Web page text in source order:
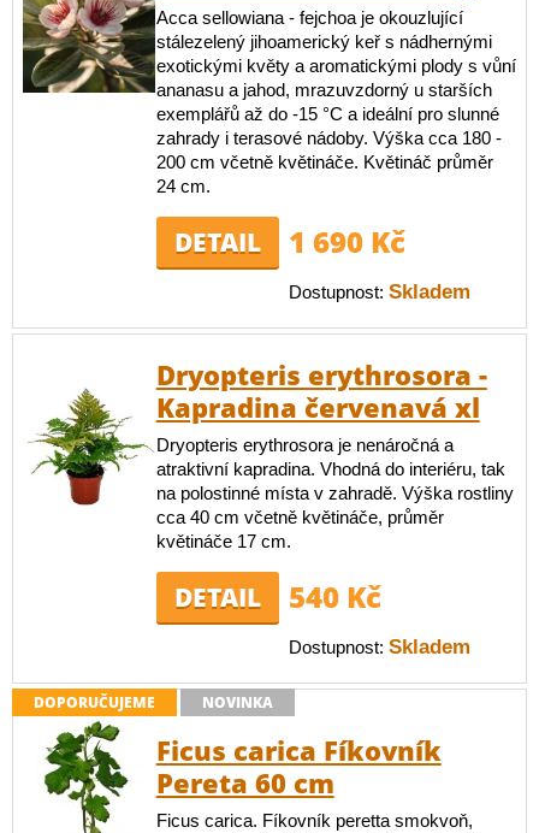
Acca sellowiana - fejchoa je okouzlující
stálezelený jihoamerický keř s nádhernými
exotickými květy a aromatickými plody s vůní
ananasu a jahod, mrazuvzdorný u starších
exemplářů až do -15 °C a ideální pro slunné
zahrady i terasové nádoby. Výška cca 180 -
200 cm včetně květináče. Květináč průměr
24 cm.
DETAIL 1 690 Kč
Dostupnost: Skladem
Dryopteris erythrosora -
Kapradina červenavá xl
Dryopteris erythrosora je nenáročná a
atraktivní kapradina. Vhodná do interiéru, tak
na polostinné místa v zahradě. Výška rostliny
cca 40 cm včetně květináče, průměr
květináče 17 cm.
DETAIL 540 Kč
Dostupnost: Skladem
DOPORUČUJEME NOVINKA
Ficus carica Fíkovník
Pereta 60 cm
Ficus carica. Fíkovník peretta smokvoň,